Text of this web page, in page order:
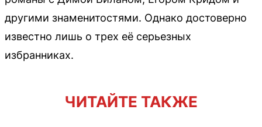
другими знаменитостями. Однако достоверно
известно лишь о трех её серьезных
избранниках.
ЧИТАЙТЕ ТАКЖЕ